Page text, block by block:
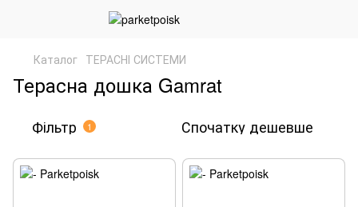
Каталог ТЕРАСНІ СИСТЕМИ
Терасна дошка Gamrat
Фільтр 1 Спочатку дешевше